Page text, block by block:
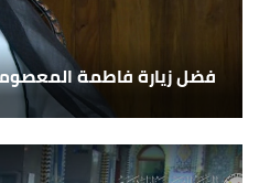
فضل زيارة فاطمة